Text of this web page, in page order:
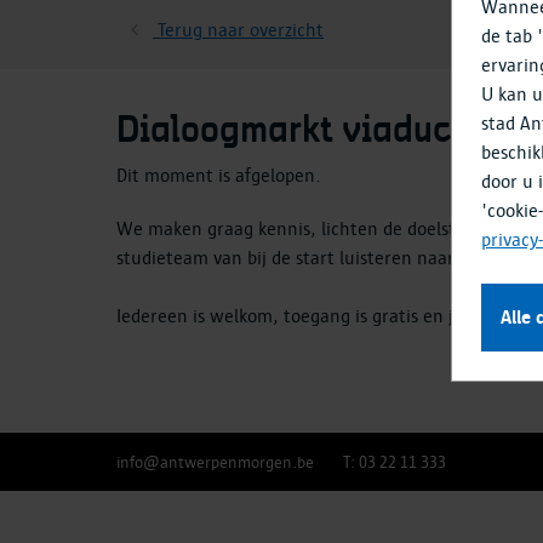
Terug naar overzicht
Dialoogmarkt viaduct
Dit moment is afgelopen .
We maken graag kennis, lichten de doelstellingen
studieteam van bij de start luisteren naar ideeën,
Iedereen is welkom, toegang is gratis en je hoeft
de tab
U kan
stad
door u
Alle
info@antwerpenmorgen.be T: 03 22 11 333